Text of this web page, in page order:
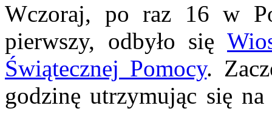
Wczoraj, po raz 16 w
pierwszy, odbyło się
Świątecznej Pomocy.
godzinę utrzymując się